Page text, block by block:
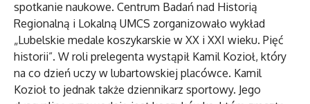
spotkanie naukowe. Centrum Badań nad Historią
Regionalną i Lokalną UMCS zorganizowało wykład
„Lubelskie medale koszykarskie w XX i XXI wieku. Pięć
historii”. W roli prelegenta wystąpił Kamil Kozioł, który
na co dzień uczy w lubartowskiej placówce. Kamil
Kozioł to jednak także dziennikarz sportowy. Jego